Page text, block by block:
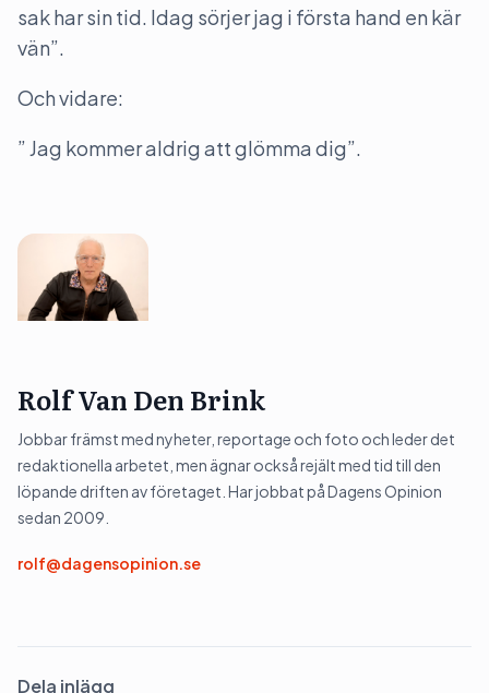
sak har sin tid. Idag sörjer jag i första hand en kär
vän”.
Och vidare:
” Jag kommer aldrig att glömma dig”.
Rolf Van Den Brink
Jobbar främst med nyheter, reportage och foto och leder det
redaktionella arbetet, men ägnar också rejält med tid till den
löpande driften av företaget. Har jobbat på Dagens Opinion
sedan 2009.
rolf@dagensopinion.se
Dela inlägg